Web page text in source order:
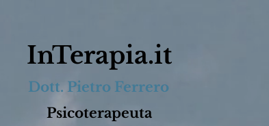
InTerapia.it
Dott. Pietro Ferrero
Psicoterapeuta